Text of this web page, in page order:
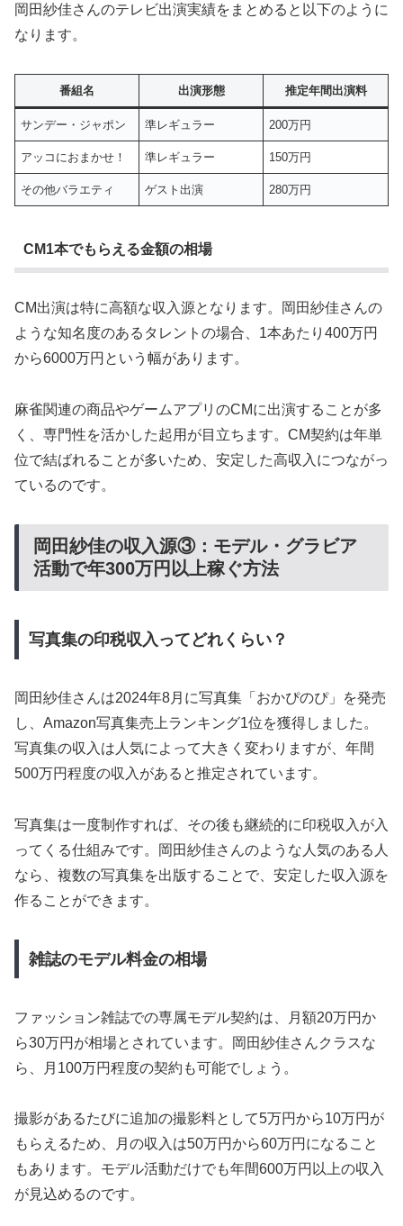
岡田紗佳さんのテレビ出演実績をまとめると以下のように
なります。
番組名 出演形態 推定年間出演料
サンデー・ジャポン 準レギュラー 200万円
アッコにおまかせ！ 準レギュラー 150万円
その他バラエティ ゲスト出演 280万円
CM1本でもらえる金額の相場
CM出演は特に高額な収入源となります。岡田紗佳さんの
ような知名度のあるタレントの場合、1本あたり400万円
から6000万円という幅があります。
麻雀関連の商品やゲームアプリのCMに出演することが多
く、専門性を活かした起用が目立ちます。CM契約は年単
位で結ばれることが多いため、安定した高収入につながっ
ているのです。
岡田紗佳の収入源③：モデル・グラビア
活動で年300万円以上稼ぐ方法
写真集の印税収入ってどれくらい？
岡田紗佳さんは2024年8月に写真集「おかぴのぴ」を発売
し、Amazon写真集売上ランキング1位を獲得しました。
写真集の収入は人気によって大きく変わりますが、年間
500万円程度の収入があると推定されています。
写真集は一度制作すれば、その後も継続的に印税収入が入
ってくる仕組みです。岡田紗佳さんのような人気のある人
なら、複数の写真集を出版することで、安定した収入源を
作ることができます。
雑誌のモデル料金の相場
ファッション雑誌での専属モデル契約は、月額20万円か
ら30万円が相場とされています。岡田紗佳さんクラスな
ら、月100万円程度の契約も可能でしょう。
撮影があるたびに追加の撮影料として5万円から10万円が
もらえるため、月の収入は50万円から60万円になること
もあります。モデル活動だけでも年間600万円以上の収入
が見込めるのです。